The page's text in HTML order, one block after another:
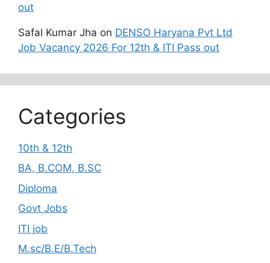
out
Safal Kumar Jha on DENSO Haryana Pvt Ltd
Job Vacancy 2026 For 12th & ITI Pass out
Categories
10th & 12th
BA, B.COM, B.SC
Diploma
Govt Jobs
ITI job
M.sc/B.E/B.Tech